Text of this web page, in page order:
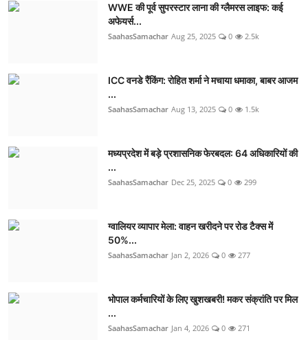
WWE की पूर्व सुपरस्टार लाना की ग्लैमरस लाइफ: कई
अफेयर्स...
SaahasSamachar Aug 25, 2025 0 2.5k
ICC वनडे रैंकिंग: रोहित शर्मा ने मचाया धमाका, बाबर आजम
...
SaahasSamachar Aug 13, 2025 0 1.5k
मध्यप्रदेश में बड़े प्रशासनिक फेरबदल: 64 अधिकारियों की
...
SaahasSamachar Dec 25, 2025 0 299
ग्वालियर व्यापार मेला: वाहन खरीदने पर रोड टैक्स में
50%...
SaahasSamachar Jan 2, 2026 0 277
भोपाल कर्मचारियों के लिए खुशखबरी! मकर संक्रांति पर मिल
...
SaahasSamachar Jan 4, 2026 0 271